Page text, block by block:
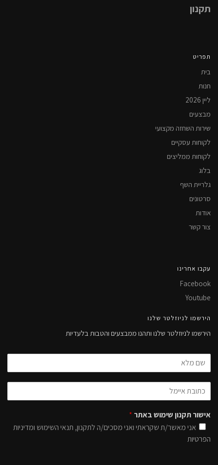
תקנון
תפריט
בית
חנות
ליין 2026
מבצעים
שירות השחזה מקצועי
לקוחות עסקיים
לקוחות ממליצים
בלוג
גלריית השף
סרטונים
אודות
צור קשר
עקבו אחרינו
Facebook
Youtube
הירשמו לניוזלטר שלנו
הירשמו לניוזלטר שלנו ותהנו ממבצעים והטבות בלעדיות
אישור תקנון שימוש באתר *
אני מאשר/ת שקראתי ואני מסכים/ה לתקנון, תנאי השימוש ומדיניות
הפרטיות